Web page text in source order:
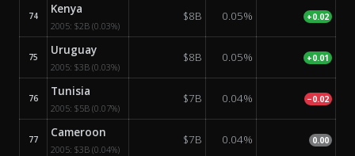
74 Kenya
2005: $2B (0.03%)
$8B 0.05% +0.02
75 Uruguay
2005: $3B (0.03%)
$8B 0.05% +0.01
76 Tunisia
2005: $5B (0.07%)
$7B 0.04% −0.02
77 Cameroon
2005: $3B (0.04%)
$7B 0.04% 0.00